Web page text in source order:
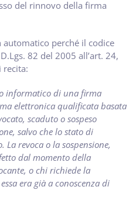
del rinnovo della firma
perché il codice
82 del 2005 all’art. 24,
recita:
informatico di una firma
elettronica qualificata basata
scaduto o sospeso
salvo che lo stato di
La revoca o la sospensione,
dal momento della
o chi richiede la
era già a conoscenza di